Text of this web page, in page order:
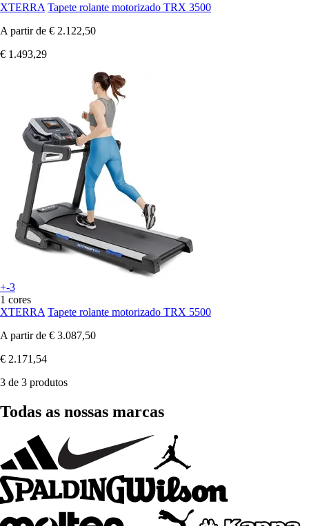
XTERRA Tapete rolante motorizado TRX 3500
A partir de € 2.122,50
€ 1.493,29
+-3
1 cores
XTERRA Tapete rolante motorizado TRX 5500
A partir de € 3.087,50
€ 2.171,54
3 de 3 produtos
Todas as nossas marcas